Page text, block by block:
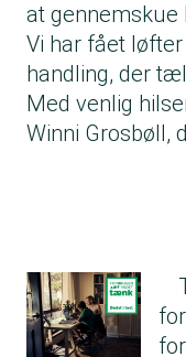
at gennemskue
Vi har fået
handling, der
Med venlig
Winni Grosbøll,